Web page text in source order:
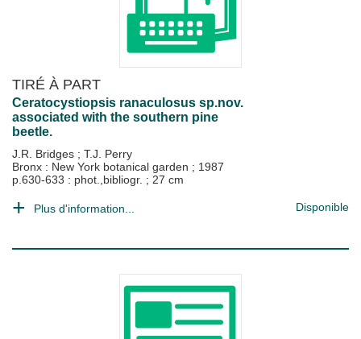
TIRÉ À PART
Ceratocystiopsis ranaculosus sp.nov.
associated with the southern pine
beetle.
J.R. Bridges ; T.J. Perry
Bronx : New York botanical garden ; 1987
p.630-633 : phot.,bibliogr. ; 27 cm
Plus d'information... Disponible